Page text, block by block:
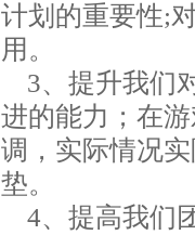
计划的重要性;
用。
3、提升我们
进的能力；在
调，实际情况
垫。
4、提高我们